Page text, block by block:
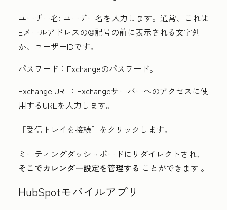
ユーザー名: ユーザー名を入力します。通常、これは
Eメールアドレスの@記号の前に表示される文字列
か、ユーザーIDです。
パスワード： Exchangeのパスワード。
Exchange URL： Exchangeサーバーへのアクセスに使
用するURLを入力します。
［受信トレイを接続］をクリックします。
ミーティングダッシュボードにリダイレクトされ、
そこでカレンダー設定を管理する ことができます 。
HubSpotモバイルアプリ